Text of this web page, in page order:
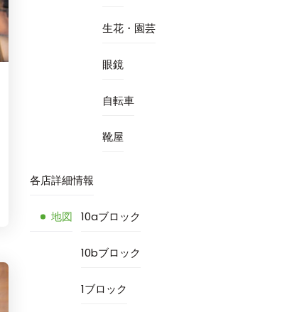
生花・園芸
眼鏡
自転車
靴屋
各店詳細情報
地図 10aブロック
10bブロック
1ブロック